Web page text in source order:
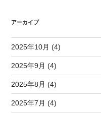
アーカイブ
2025年10月 (4)
2025年9月 (4)
2025年8月 (4)
2025年7月 (4)